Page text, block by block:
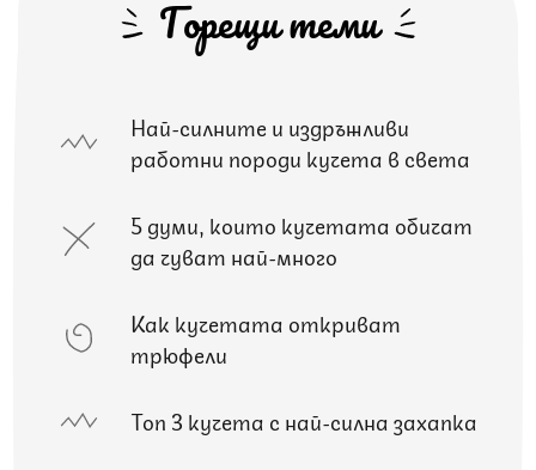
Горещи теми
Най-силните и издръжливи
работни породи кучета в света
5 думи, които кучетата обичат
да чуват най-много
Как кучетата откриват
трюфели
Топ 3 кучета с най-силна захапка